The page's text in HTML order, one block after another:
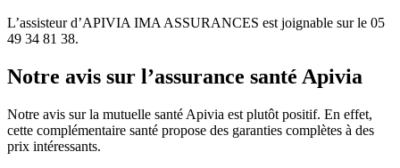
L’assisteur d’APIVIA IMA ASSURANCES est joignable sur le 05
49 34 81 38.
Notre avis sur l’assurance santé Apivia
Notre avis sur la mutuelle santé Apivia est plutôt positif. En effet,
cette complémentaire santé propose des garanties complètes à des
prix intéressants.